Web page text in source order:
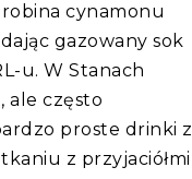
cynamonu
gazowany sok
u. W Stanach
ale często
proste drinki z
z przyjaciółmi